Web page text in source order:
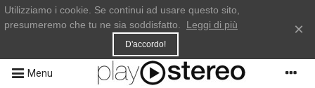
Utilizziamo i cookie. Se continui ad usare questo sito,
presumeremo che tu ne sia soddisfatto.
Leggi di più
D'accordo!
×
Menu